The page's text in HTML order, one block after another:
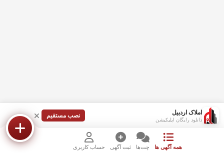
املاک اردبیل
دانلود رایگان اپلیکیشن
نصب مستقیم
همه آگهی ها چت‌ها ثبت آگهی حساب کاربری